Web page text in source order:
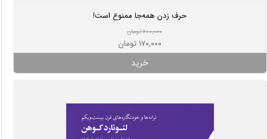
حرف زدن همه‌جا ممنوع است!
۲۰۰,۰۰۰ تومان
۱۷۰,۰۰۰ تومان
خرید